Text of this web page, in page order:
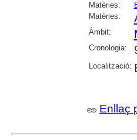
Matèries:
Matèries:
Àmbit:
Cronologia:
Localització:
Enllaç